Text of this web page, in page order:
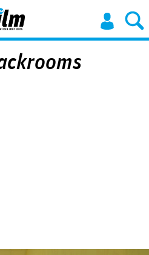
to Navigation